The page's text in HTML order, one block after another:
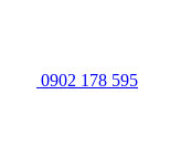
0902 178 595